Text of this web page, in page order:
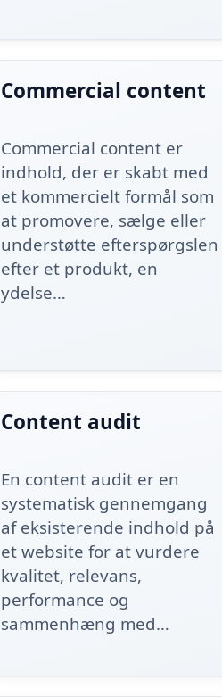
Commercial content
Commercial content er
indhold, der er skabt med
et kommercielt formål som
at promovere, sælge eller
understøtte efterspørgslen
efter et produkt, en
ydelse…
Content audit
En content audit er en
systematisk gennemgang
af eksisterende indhold på
et website for at vurdere
kvalitet, relevans,
performance og
sammenhæng med…